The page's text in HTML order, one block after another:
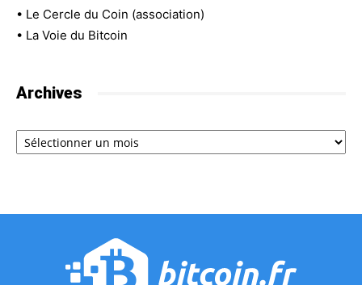
• Le Cercle du Coin (association)
• La Voie du Bitcoin
Archives
Archives